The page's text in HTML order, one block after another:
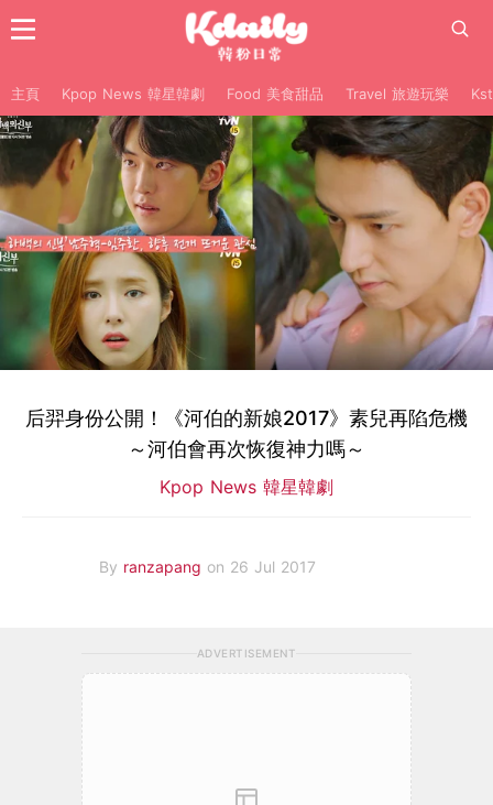
主頁 Kpop News 韓星韓劇 Food 美食甜品 Travel 旅遊玩樂
后羿身份公開！《河伯的新娘2017》素兒再陷危機
～河伯會再次恢復神力嗎～
Kpop News 韓星韓劇
By ranzapang on 26 Jul 2017
ADVERTISEMENT